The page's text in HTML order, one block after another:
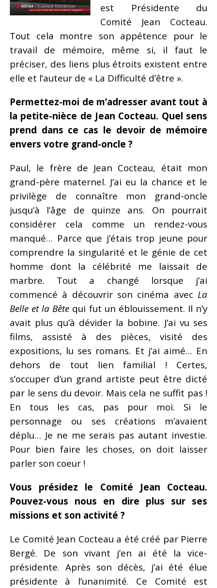
est Présidente du
Comité Jean Cocteau.
Tout cela montre son appétence pour le
travail de mémoire, même si, il faut le
préciser, des liens plus étroits existent entre
elle et l’auteur de « La Difficulté d’être ».
Permettez-moi de m’adresser avant tout à
la petite-nièce de Jean Cocteau. Quel sens
prend dans ce cas le devoir de mémoire
envers votre grand-oncle ?
Paul, le frère de Jean Cocteau, était mon
grand-père maternel. J’ai eu la chance et le
privilège de connaître mon grand-oncle
jusqu’à l’âge de quinze ans. On pourrait
considérer cela comme un rendez-vous
manqué… Parce que j’étais trop jeune pour
comprendre la singularité et le génie de cet
homme dont la célébrité me laissait de
marbre. Tout a changé lorsque j’ai
commencé à découvrir son cinéma avec La
Belle et la Bête qui fut un éblouissement. Il n’y
avait plus qu’à dévider la bobine. J’ai vu ses
films, assisté à des pièces, visité des
expositions, lu ses romans. Et j’ai aimé… En
dehors de tout lien familial ! Certes,
s’occuper d’un grand artiste peut être dicté
par le sens du devoir. Mais cela ne suffit pas !
En tous les cas, pas pour moi. Si le
personnage ou ses créations m’avaient
déplu… Je ne me serais pas autant investie.
Pour bien faire les choses, on doit laisser
parler son coeur !
Vous présidez le Comité Jean Cocteau.
Pouvez-vous nous en dire plus sur ses
missions et son activité ?
Le Comité Jean Cocteau a été créé par Pierre
Bergé. De son vivant j’en ai été la vice-
présidente. Après son décès, j’ai été élue
présidente à l’unanimité. Ce Comité est